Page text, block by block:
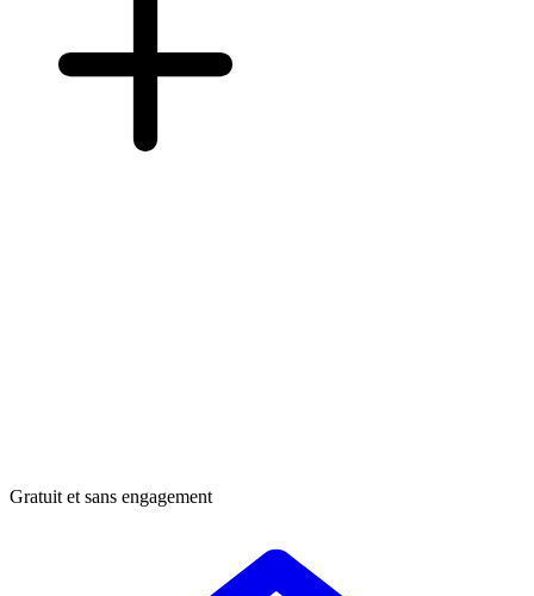
Gratuit et sans engagement